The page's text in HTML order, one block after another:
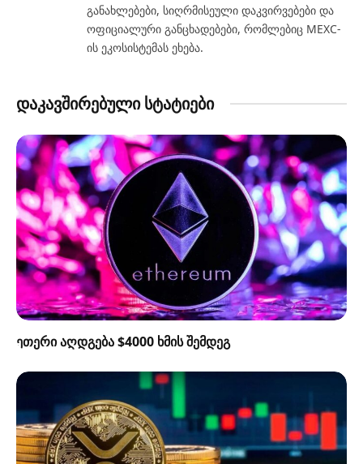
განახლებები, სიღრმისეული დაკვირვებები და
ოფიციალური განცხადებები, რომლებიც MEXC-
ის ეკოსისტემას ეხება.
დაკავშირებული სტატიები
ეთერი აღდგება $4000 ხმის შემდეგ